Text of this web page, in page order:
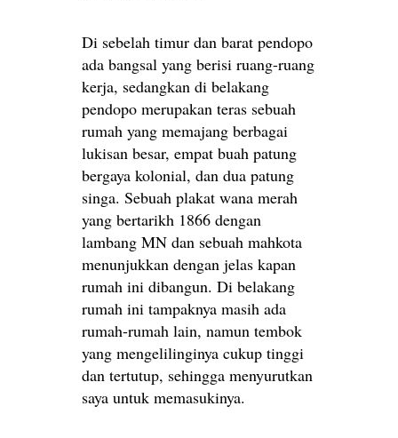
Di sebelah timur dan barat pendopo
ada bangsal yang berisi ruang-ruang
kerja, sedangkan di belakang
pendopo merupakan teras sebuah
rumah yang memajang berbagai
lukisan besar, empat buah patung
bergaya kolonial, dan dua patung
singa. Sebuah plakat wana merah
yang bertarikh 1866 dengan
lambang MN dan sebuah mahkota
menunjukkan dengan jelas kapan
rumah ini dibangun. Di belakang
rumah ini tampaknya masih ada
rumah-rumah lain, namun tembok
yang mengelilinginya cukup tinggi
dan tertutup, sehingga menyurutkan
saya untuk memasukinya.